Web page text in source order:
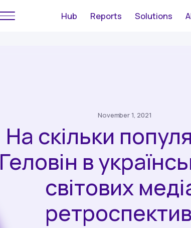
Hub Reports Solutions
November 1, 2021
На скільки
Геловін в
світових